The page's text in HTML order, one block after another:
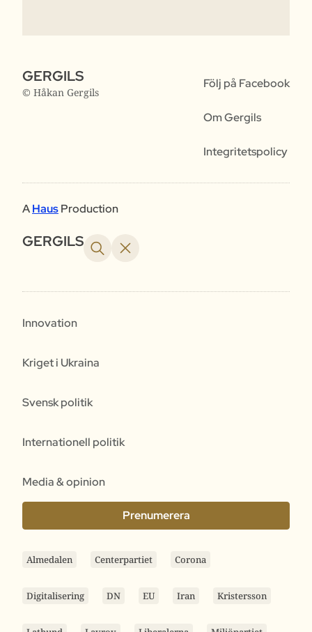
GERGILS
© Håkan Gergils
Följ på Facebook
Om Gergils
Integritetspolicy
AHausProduction
GERGILS
Innovation
Kriget i Ukraina
Svensk politik
Internationell politik
Media & opinion
Prenumerera
Almedalen Centerpartiet Corona
Digitalisering DN EU Iran Kristersson